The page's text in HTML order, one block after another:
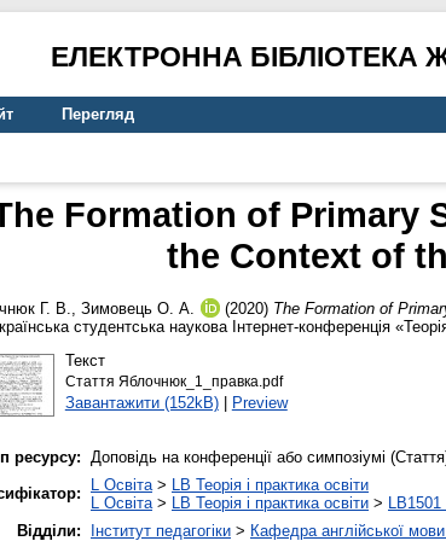
ЕЛЕКТРОННА
Перегляд
Formation of Primary
the Context of
Г. В., Зимовець О. А. (2020) The Formation of
студентська наукова Інтернет-конференція
Текст
Стаття Яблочнюк_1_правка.pdf
Завантажити (152kB)| Preview
ресурсу: Доповідь на конференції або симпозіумі
L Освіта> LB Теорія і практика освіти
L Освіта> LB Теорія і практика освіти > LB1501
Відділи:
Інститут педагогіки > Кафедра англійської